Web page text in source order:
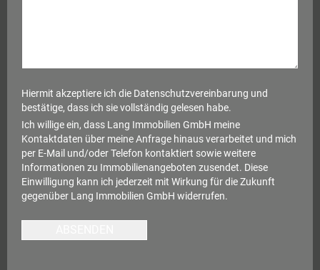
Hiermit akzeptiere ich die Datenschutzvereinbarung und
bestätige, dass ich sie vollständig gelesen habe.
Ich willige ein, dass Lang Immobilien GmbH meine
Kontaktdaten über meine Anfrage hinaus verarbeitet und mich
per E-Mail und/oder Telefon kontaktiert sowie weitere
Informationen zu Immobilienangeboten zusendet. Diese
Einwilligung kann ich jederzeit mit Wirkung für die Zukunft
gegenüber Lang Immobilien GmbH widerrufen.